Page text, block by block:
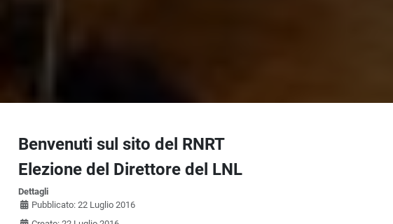
Benvenuti sul sito del RNRT
Elezione del Direttore del LNL
Dettagli
Pubblicato: 22 Luglio 2016